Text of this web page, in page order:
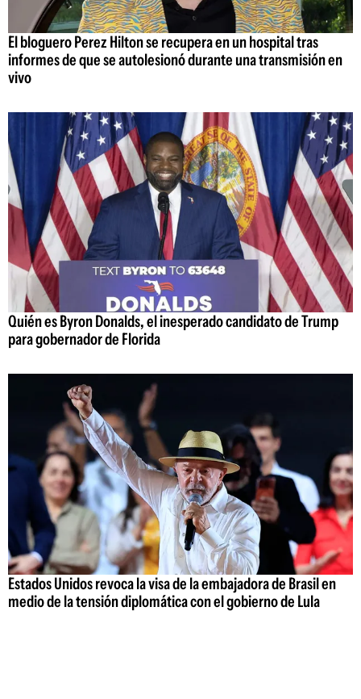
El bloguero Perez Hilton se recupera en un hospital tras
informes de que se autolesionó durante una transmisión en
vivo
Quién es Byron Donalds, el inesperado candidato de Trump
para gobernador de Florida
Estados Unidos revoca la visa de la embajadora de Brasil en
medio de la tensión diplomática con el gobierno de Lula